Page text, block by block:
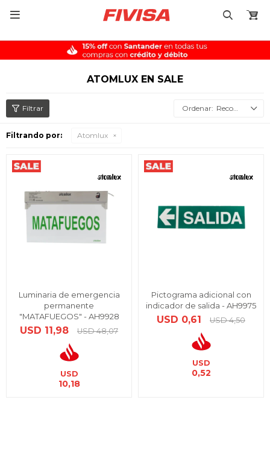

ATOMLUX EN SALE
Recomendados
Filtrando por: Atomlux
Luminaria de emergencia
permanente
"MATAFUEGOS" - AH9928
USD 11,98 USD 48,07
USD
10,18
Pictograma adicional con
indicador de salida - AH9975
USD 0,61 USD 4,50
USD
0,52